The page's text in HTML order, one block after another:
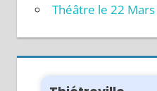
Théâtre le 22